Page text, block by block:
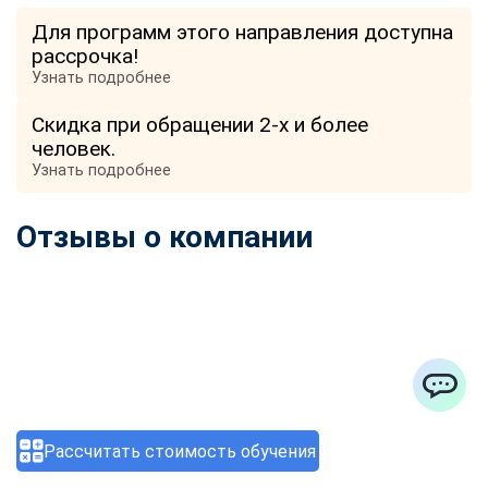
Рассчитать стоимость обучения
Для программ этого направления доступна
рассрочка!
Узнать подробнее
Скидка при обращении 2-х и более
человек.
Узнать подробнее
Отзывы о компании